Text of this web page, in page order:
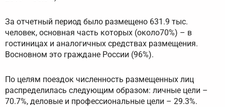
За отчетный период было размещено 631.9 тыс.
человек, основная часть которых (около70%) – в
гостиницах и аналогичных средствах размещения.
Восновном это граждане России (96%).
По целям поездок численность размещенных лиц
распределилась следующим образом: личные цели –
70.7%, деловые и профессиональные цели – 29.3%.